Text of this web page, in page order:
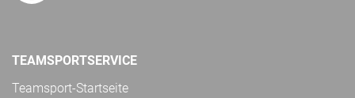
TEAMSPORTSERVICE
Teamsport-Startseite